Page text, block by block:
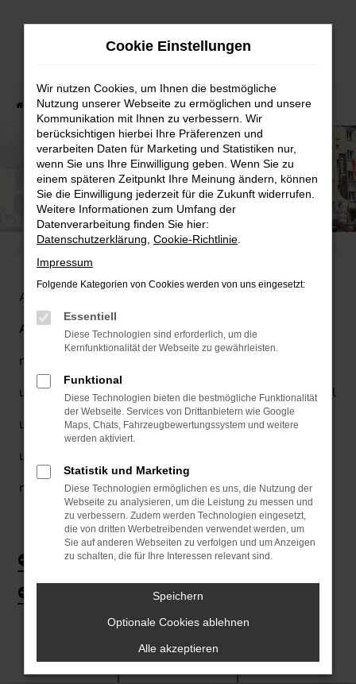
Zum
Startseite Unternehmen Über uns
Autos und Menschen seit 1935. Dafür stehen wir im
Autohaus am Prinzert. Erfahren Sie auf dieser Seite
mehr über unser Unternehmen und die Menschen, die
unseren Erfolg möglich gemacht haben! Wir danken all
unseren Kunden für die traumhafte Zusammenarbeit
und freuen uns hoffentlich auch Sie bald als einen
neuen Kunden begrüßen zu dürfen!
Bewertung schreiben
Cookie Einstellungen
Wir nutzen Cookies, um Ihnen die bestmögliche
Nutzung unserer Webseite zu ermöglichen und unsere
Kommunikation mit Ihnen zu verbessern. Wir
berücksichtigen hierbei Ihre Präferenzen und
verarbeiten Daten für Marketing und Statistiken nur,
wenn Sie uns Ihre Einwilligung geben. Wenn Sie zu
einem späteren Zeitpunkt Ihre Meinung ändern, können
Sie die Einwilligung jederzeit für die Zukunft widerrufen.
Weitere Informationen zum Umfang der
Datenverarbeitung finden Sie hier:
Datenschutzerklärung Cookie-Richtlinie
Impressum
Folgende Kategorien von Cookies werden von uns eingesetzt:
Essentiell
Diese Technologien sind erforderlich, um die
Kernfunktionalität der Webseite zu gewährleisten.
Funktional
Diese Technologien bieten die bestmögliche Funktionalität
der Webseite. Services von Drittanbietern wie Google
Maps, Chats, Fahrzeugbewertungssystem und weitere
werden aktiviert.
Statistik und Marketing
Diese Technologien ermöglichen es uns, die Nutzung der
Webseite zu analysieren, um die Leistung zu messen und
zu verbessern. Zudem werden Technologien eingesetzt,
die von dritten Werbetreibenden verwendet werden, um
Sie auf anderen Webseiten zu verfolgen und um Anzeigen
zu schalten, die für Ihre Interessen relevant sind.
Speichern
Optionale Cookies ablehnen
Alle akzeptieren